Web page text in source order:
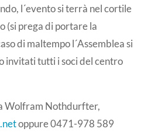
l´evento si terrà nel cortile
(si prega di portare la
di maltempo l´Assemblea si
invitati tutti i soci del centro
Wolfram Nothdurfter,
oppure 0471-978 589